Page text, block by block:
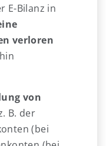
E-Bilanz in
verloren
von
B. der
(bei